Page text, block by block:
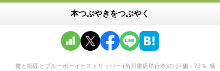
本つぶやきをつぶやく
俺と師匠とブルーボーイとストリッパー (角川書店単行本)の 評価 73 ％ 感